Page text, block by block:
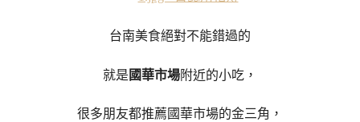
台南美食絕對不能錯過的
就是 國華市場附近的小吃，
很多朋友都推薦國華市場的金三角，